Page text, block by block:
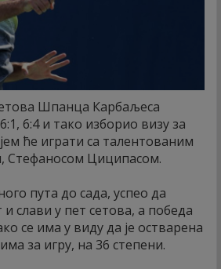
Шпанца Карбаљеса
6:4 и тако изборио визу за
ће играти са талентованим
Стефаносом Циципасом.
пута до сада, успео да
слави у пет сетова, а победа
се има у виду да је остварена
за игру, на 36 степени.